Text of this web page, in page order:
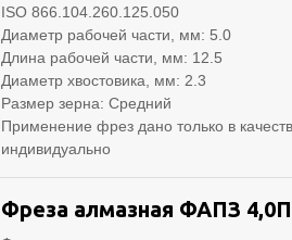
ISO 866.104.260.125.050
Диаметр рабочей части, мм: 5.0
Длина рабочей части, мм: 12.5
Диаметр хвостовика, мм: 2.3
Размер зерна: Средний
Применение фрез дано только в
индивидуально
Фреза алмазная ФАПЗ